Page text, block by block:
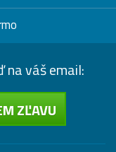
na váš email:
ZĽAVU